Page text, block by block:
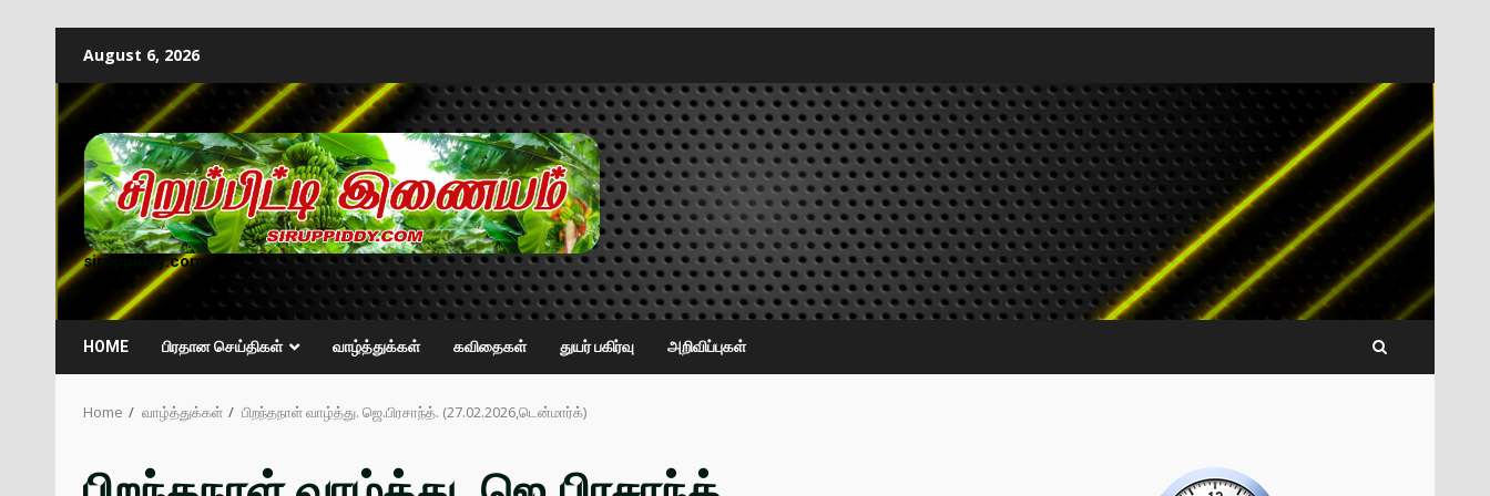
August 6, 2026
siruppiddy.com
HOME பிரதான செய்திகள் வாழ்த்துக்கள் கவிதைகள் துயர் பகிர்வு அறிவிப்புகள்
Home வாழ்த்துக்கள் பிறந்தநாள் வாழ்த்து. ஜெ.பிரசாந்த். (27.02.2026,டென்மார்க்)